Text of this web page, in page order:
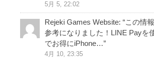
5月 5, 22:02
Rejeki Games Website: “この情
参考になりました！LINE Payを
でお得にiPhone…”
4月 10, 23:35